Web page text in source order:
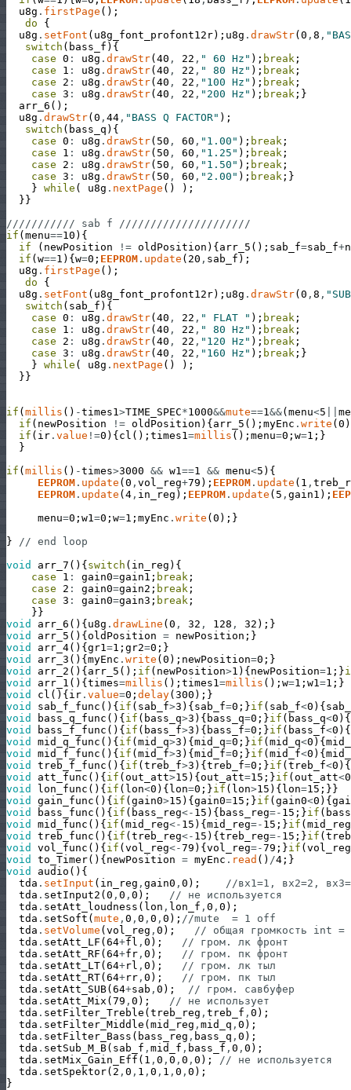
u8g . firstPage ( ) ;
do
{
u8g . setFont ( u8g_font_profont12r) ; u8g . drawStr(0 , 8 ,
switch ( bass_f ) {
case 0 : u8g . drawStr(40 , 22 , " 60 Hz" ) ; break ;
case
1 : u8g . drawStr(40 , 22 , " 80 Hz" ) ; break ;
case
2 : u8g . drawStr(40 , 22 , "100 Hz" ) ; break ;
case 3 : u8g . drawStr(40 , 22 , "200 Hz" ) ; break ; }
arr_6 ( ) ;
u8g . drawStr(0 , 44 , "BASS Q FACTOR" ) ;
switch ( bass_q ) {
case 0 : u8g . drawStr( 50 , 60 , "1.00" ) ; break ;
case
1 : u8g . drawStr( 50 , 60 , "1.25" ) ; break ;
case
2 : u8g . drawStr( 50 , 60 , "1.50" ) ; break ;
case 3 : u8g . drawStr( 50 , 60 , "2.00" ) ; break ; }
} while ( u8g . nextPage ( ) ) ;
}}
/////////// sab f /////////////////////
if (menu==10 ) {
if
( newPosition != oldPosition ) {arr_5 ( ) ; sab_f=sab_f+
if (w==1 ) {w=0 ; EEPROM . update ( 20 , sab_f ) ;
u8g . firstPage ( ) ;
do
{
u8g . setFont ( u8g_font_profont12r) ; u8g . drawStr(0 , 8 ,
switch ( sab_f ) {
case 0 : u8g . drawStr(40 , 22 , " FLAT " ) ; break ;
case
1 : u8g . drawStr(40 , 22 , " 80 Hz" ) ; break ;
case
2 : u8g . drawStr(40 , 22 , "120 Hz" ) ; break ;
case 3 : u8g . drawStr(40 , 22 , "160 Hz" ) ; break ; }
} while ( u8g . nextPage ( ) ) ;
}}
if (millis ( ) -times1 >TIME_SPEC*1000&&mute==1 &&(menu<5
if ( newPosition != oldPosition ) {arr_5 ( ) ; myEnc . write (0 )
if ( ir . value !=0 ) {cl ( ) ; times1 =millis ( ) ; menu=0 ; w=1 ; }
}
if (millis ( ) -times>3000 && w1 ==1 && menu<5 ) {
EEPROM . update (0 , vol_reg+79 ) ; EEPROM . update ( 1 ,
EEPROM . update (4 , in_reg ) ; EEPROM . update ( 5 , gain1 ) ;
menu=0 ; w1 =0 ; w=1 ; myEnc . write (0 ) ; }
}
// end loop
void
arr_7 ( ) {switch ( in_reg ) {
case
1 : gain0=gain1 ; break ;
case
2 : gain0=gain2 ; break ;
case 3 : gain0=gain3 ; break ;
}}
void
arr_6 ( ) {u8g . drawLine (0 , 32 , 128 , 32 ) ; }
void
arr_5 ( ) {oldPosition = newPosition ; }
void
arr_4( ) {gr1 =1 ; gr2=0 ; }
void
arr_3 ( ) {myEnc . write (0 ) ; newPosition=0 ; }
void
arr_2 ( ) {arr_5 ( ) ; if ( newPosition>1 ) {newPosition=1 ; }
void
arr_1 ( ) {times=millis ( ) ; times1 =millis ( ) ; w=1 ; w1 =1 ; }
void
cl ( ) {ir . value=0 ; delay(300 ) ; }
void
sab_f_func ( ) {if ( sab_f>3 ) {sab_f=0 ; }if ( sab_f<0 ) {
void
bass_q_func ( ) {if ( bass_q>3 ) { bass_q=0 ; }if ( bass_q<0 ) {
void
bass_f_func ( ) {if ( bass_f>3 ) { bass_f=0 ; }if ( bass_f<0 ) {
void
mid_q_func ( ) {if (mid_q>3 ) {mid_q=0 ; }if (mid_q<0 ) {
void
mid_f_func ( ) {if (mid_f>3 ) {mid_f=0 ; }if (mid_f<0 ) {
void
treb_f_func ( ) {if (treb_f>3 ) {treb_f=0 ; }if (treb_f<0 ) {
void
att_func ( ) {if (out_att>15 ) {out_att=15 ; }if (out_att<0
void
lon_func ( ) {if ( lon<0 ) {lon=0 ; }if ( lon>15 ) {lon=15 ; }}
void
gain_func ( ) {if (gain0>15 ) {gain0=15 ; }if (gain0<0 ) {
void
bass_func ( ) {if ( bass_reg<- 15 ) { bass_reg=- 15 ; }if (
void
mid_func ( ) {if (mid_reg<- 15 ) {mid_reg=- 15 ; }if (mid_reg
void
treb_func ( ) {if (treb_reg<- 15 ) {treb_reg=- 15 ; }if (
void
vol_func ( ) {if (vol_reg<-79 ) {vol_reg=-79 ; }if (vol_reg
void
to_Timer( ) {newPosition = myEnc . read ( ) /4 ; }
void
audio ( ) {
tda . setInput ( in_reg , gain0 , 0 ) ;
//вх1=1, вх2=2,
tda . setInput2 (0 , 0 , 0 ) ;
// не используется
tda . setAtt_loudness ( lon , lon_f , 0 , 0 ) ;
tda . setSoft (mute , 0 , 0 , 0 , 0 ) ; //mute  = 1 off
tda . setVolume (vol_reg , 0 ) ;
// общая громкость int
tda . setAtt_LF (64+fl , 0 ) ;
// гром. лк фронт
tda . setAtt_RF (64+fr , 0 ) ;
// гром. пк фронт
tda . setAtt_LT(64+rl , 0 ) ;
// гром. лк тыл
tda . setAtt_RT(64+rr , 0 ) ;
// гром. пк тыл
tda . setAtt_SUB(64+sab , 0 ) ;
// гром. савбуфер
tda . setAtt_Mix (79 , 0 ) ;
// не использует
tda . setFilter_Treble (treb_reg , treb_f , 0 ) ;
tda . setFilter_Middle (mid_reg , mid_q , 0 ) ;
tda . setFilter_Bass ( bass_reg , bass_q , 0 ) ;
tda . setSub_M_B( sab_f , mid_f , bass_f , 0 , 0 ) ;
tda . setMix_Gain_Eff ( 1 , 0 , 0 , 0 , 0 ) ;
// не используется
tda . setSpektor( 2 , 0 , 1 , 0 , 1 , 0 , 0 ) ;
}